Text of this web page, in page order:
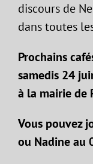
discours de
dans toutes
Prochains
samedis 24
à la mairie de
Vous pouvez
ou Nadine au